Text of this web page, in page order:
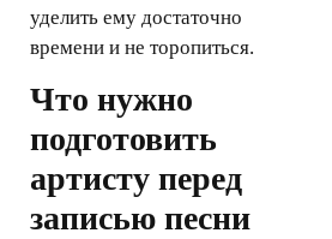
уделить ему достаточно
времени и не торопиться.
Что нужно
подготовить
артисту перед
записью песни